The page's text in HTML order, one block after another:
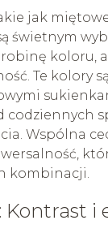
jak
świetnym
koloru,
Te kolory
codziennych
Wspólna
kombinacji.
Kontrast i